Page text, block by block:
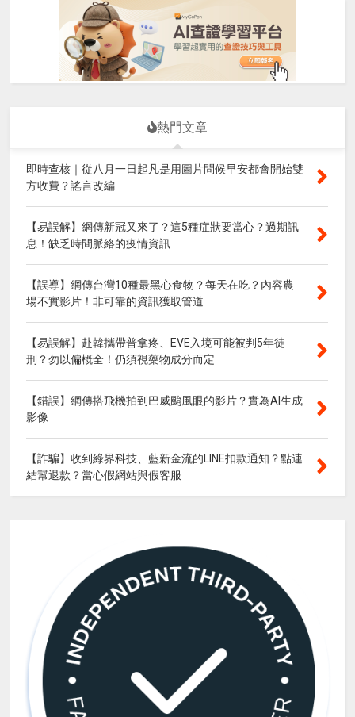
熱門文章
即時查核｜從八月一日起凡是用圖片問候早安都會開始雙
方收費？謠言改編
【易誤解】網傳新冠又來了？這5種症狀要當心？過期訊
息！缺乏時間脈絡的疫情資訊
【誤導】網傳台灣10種最黑心食物？每天在吃？內容農
場不實影片！非可靠的資訊獲取管道
【易誤解】赴韓攜帶普拿疼、EVE入境可能被判5年徒
刑？勿以偏概全！仍須視藥物成分而定
【錯誤】網傳搭飛機拍到巴威颱風眼的影片？實為AI生成
影像
【詐騙】收到綠界科技、藍新金流的LINE扣款通知？點連
結幫退款？當心假網站與假客服